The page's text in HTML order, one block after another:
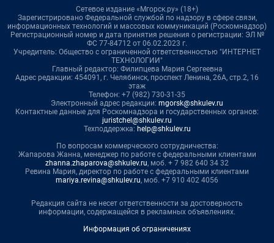
Сетевое издание «Мгорск.ру» (18+)
Зарегистрировано Федеральной службой по надзору в сфере связи,
информационных технологий и массовых коммуникаций (Роскомнадзор)
Регистрационный номер и дата принятия решения о регистрации: ЭЛ №
ФС 77-84712 от 06.02.2023 г.
Учредитель: Общество с ограниченной ответственностью "ИНТЕРНЕТ
ТЕХНОЛОГИИ"
Главный редактор: Филипцева Мария Сергеевна
Адрес редакции: 454091, г. Челябинск, проспект Ленина, 26А, стр.2, 16
этаж
Телефон: +7 (982) 730-31-35
Электронный адрес редакции: mgorsk@shkulev.ru
Контактные данные для Роскомнадзора и государственных органов:
juristchel@shkulev.ru
Техподдержка: help@shkulev.ru
По вопросам коммерческого сотрудничества:
Жапарова Жанна, менеджер по работе с федеральными клиентами
zhanna.zhaparova@shkulev.ru, моб. + 7 982 640 34 32
Ревина Мария, директор по работе с федеральными клиентами
mariya.revina@shkulev.ru, моб. +7 910 402 4056
Редакция сайта не несет ответственности за достоверность
информации, содержащейся в рекламных объявлениях.
Информация об ограничениях